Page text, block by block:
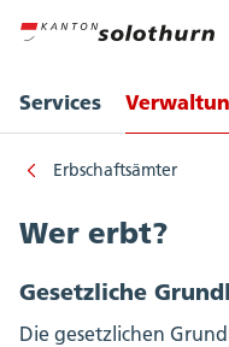
Services
Erbschaftsämter
Wer erbt?
Gesetzliche
Die gesetzlichen